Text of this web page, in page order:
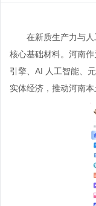
在新质生产力与
核心基础材料。河南
引擎、AI 人工智能、
实体经济，推动河南